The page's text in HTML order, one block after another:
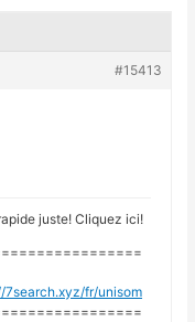
#15413
juste! Cliquez ici!
7search.xyz/fr/unisom